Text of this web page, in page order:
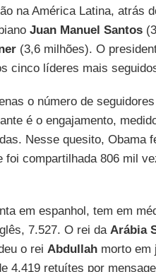
na América Latina, atrás
Juan Manuel Santos
(3,6 milhões). O
cinco líderes mais
o número de
é o engajamento,
Nesse quesito, Obama
foi compartilhada 806 mil
em espanhol, tem em
7.527. O rei da Arábia
o rei Abdullahmorto em
4.419 retuítes por